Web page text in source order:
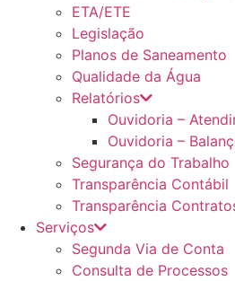
ETA/ETE
Legislação
Planos de Saneamento
Qualidade da Água
Relatórios
Ouvidoria –
Ouvidoria –
Segurança do Trabalho
Transparência Contábil
Transparência
Serviços
Segunda Via de Conta
Consulta de Processos